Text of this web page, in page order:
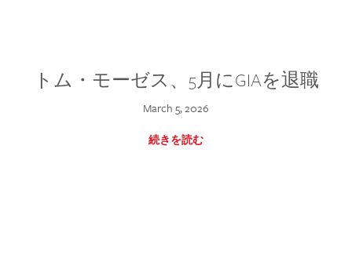
トム・モーゼス、5月にGIAを退職
March 5, 2026
続きを読む